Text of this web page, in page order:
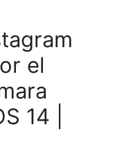
el
14 |